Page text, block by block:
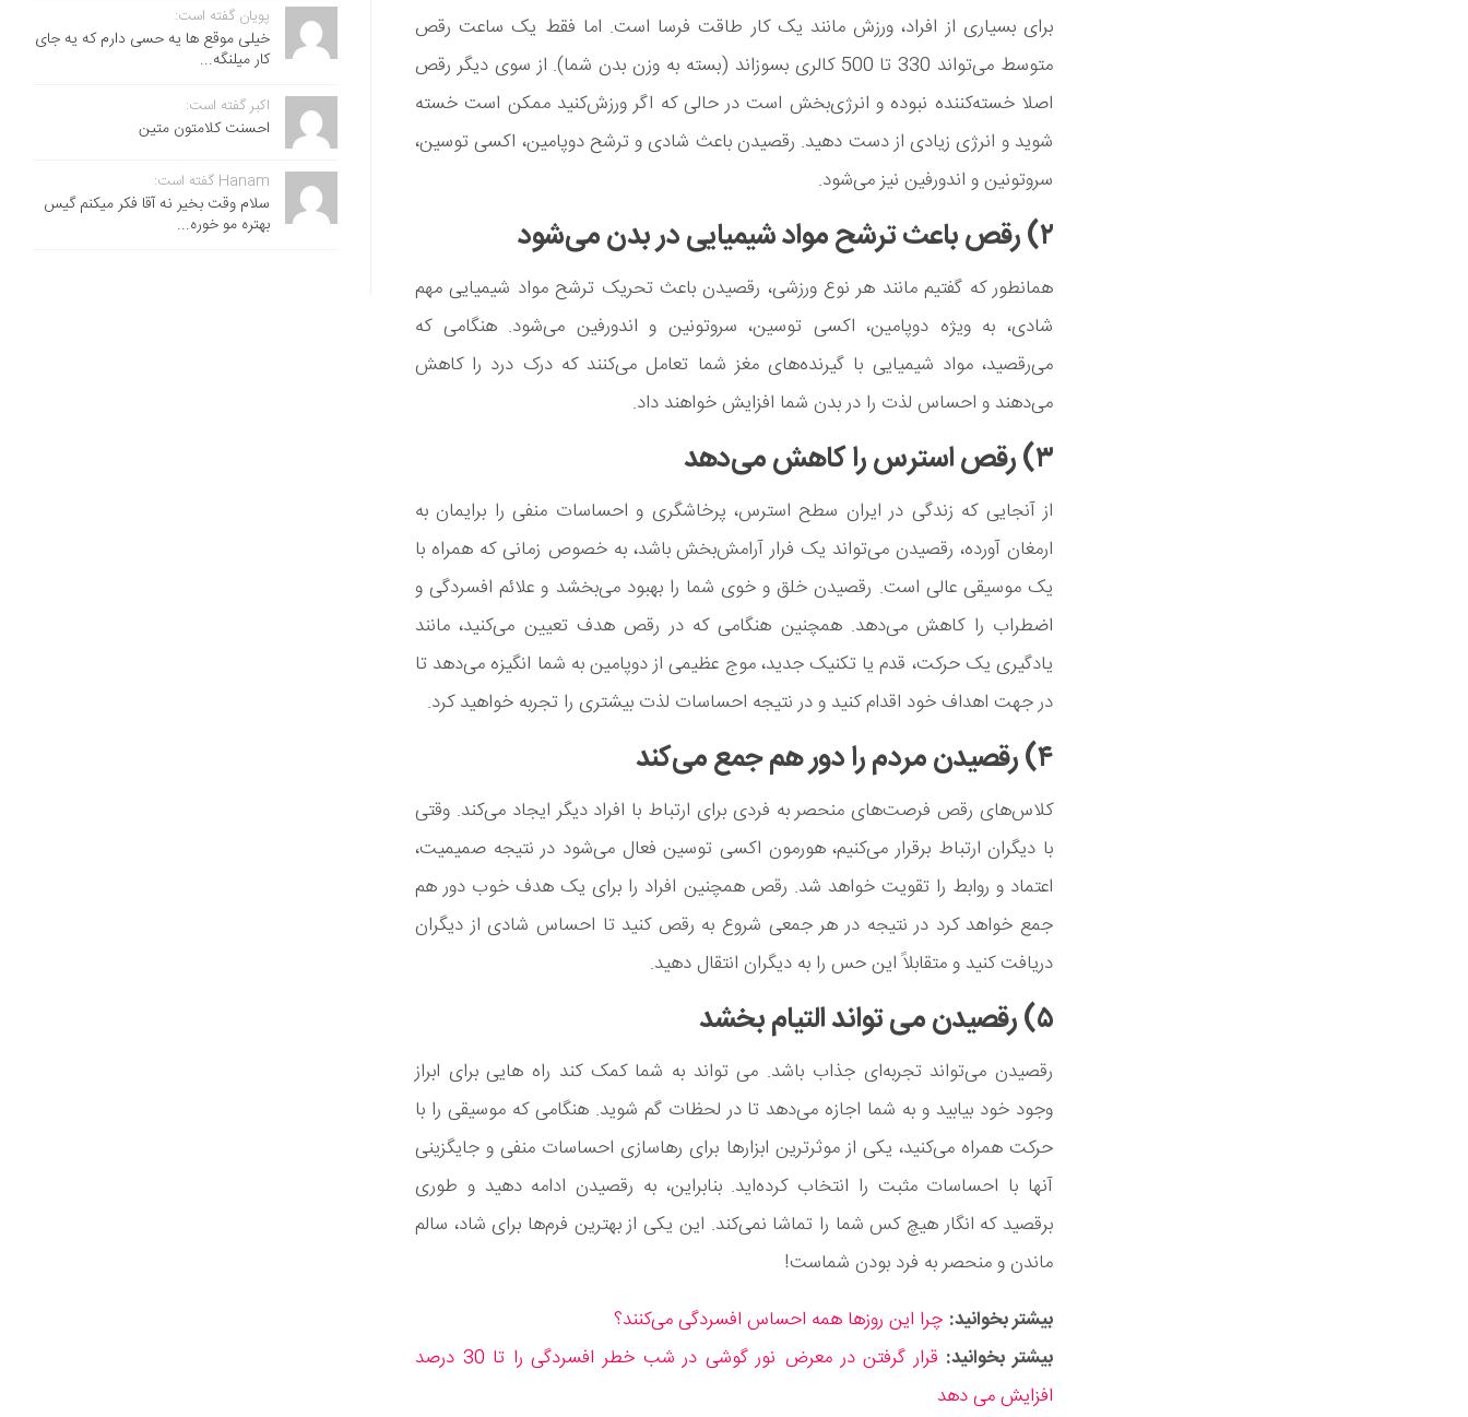
برای بسیاری از افراد، ورزش مانند یک کار طاقت فرسا است. اما فقط یک ساعت رقص
متوسط می‌تواند 330 تا 500 کالری بسوزاند (بسته به وزن بدن شما). از سوی دیگر رقص
اصلا خسته‌کننده نبوده و انرژی‌بخش است در حالی که اگر ورزش‌کنید ممکن است خسته
شوید و انرژی زیادی از دست دهید. رقصیدن باعث شادی و ترشح دوپامین، اکسی توسین،
سروتونین و اندورفین نیز می‌شود.
۲) رقص باعث ترشح مواد شیمیایی در بدن می‌شود
همانطور که گفتیم مانند هر نوع ورزشی، رقصیدن باعث تحریک ترشح مواد شیمیایی مهم
شادی، به ویژه دوپامین، اکسی توسین، سروتونین و اندورفین می‌شود. هنگامی که
می‌رقصید، مواد شیمیایی با گیرنده‌های مغز شما تعامل می‌کنند که درک درد را کاهش
می‌دهند و احساس لذت را در بدن شما افزایش خواهند داد.
۳) رقص استرس را کاهش می‌دهد
از آنجایی که زندگی در ایران سطح استرس، پرخاشگری و احساسات منفی را برایمان به
ارمغان آورده، رقصیدن می‌تواند یک فرار آرامش‌بخش باشد، به خصوص زمانی که همراه با
یک موسیقی عالی است. رقصیدن خلق و خوی شما را بهبود می‌بخشد و علائم افسردگی و
اضطراب را کاهش می‌دهد. همچنین هنگامی که در رقص هدف تعیین می‌کنید، مانند
یادگیری یک حرکت، قدم یا تکنیک جدید، موج عظیمی از دوپامین به شما انگیزه می‌دهد تا
در جهت اهداف خود اقدام کنید و در نتیجه احساسات لذت بیشتری را تجربه خواهید کرد.
۴) رقصیدن مردم را دور هم جمع می‌کند
کلاس‌های رقص فرصت‌های منحصر به فردی برای ارتباط با افراد دیگر ایجاد می‌کند. وقتی
با دیگران ارتباط برقرار می‌کنیم، هورمون اکسی توسین فعال می‌شود در نتیجه صمیمیت،
اعتماد و روابط را تقویت خواهد شد. رقص همچنین افراد را برای یک هدف خوب دور هم
جمع خواهد کرد در نتیجه در هر جمعی شروع به رقص کنید تا احساس شادی از دیگران
دریافت کنید و متقابلاً این حس را به دیگران انتقال دهید.
۵) رقصیدن می تواند التیام بخشد
رقصیدن می‌تواند تجربه‌ای جذاب باشد. می تواند به شما کمک کند راه هایی برای ابراز
وجود خود بیابید و به شما اجازه می‌دهد تا در لحظات گم شوید. هنگامی که موسیقی را با
حرکت همراه می‌کنید، یکی از موثرترین ابزارها برای رهاسازی احساسات منفی و جایگزینی
آنها با احساسات مثبت را انتخاب کرده‌اید. بنابراین، به رقصیدن ادامه دهید و طوری
برقصید که انگار هیچ کس شما را تماشا نمی‌کند. این یکی از بهترین فرم‌ها برای شاد، سالم
ماندن و منحصر به فرد بودن شماست!
بیشتر بخوانید: چرا این روزها همه احساس افسردگی می‌کنند؟
بیشتر بخوانید:
قرار گرفتن در معرض نور گوشی در شب خطر افسردگی را تا 30 درصد
افزایش می‌ دهد
پویان گفته است:
خیلی موقع ها یه حسی دارم که یه جای
کار میلنگه...
اکبر گفته است:
احسنت ‌کلامتون متین
Hanam گفته است:
سلام وقت بخیر نه آقا فکر میکنم گیس
بهتره مو خوره...